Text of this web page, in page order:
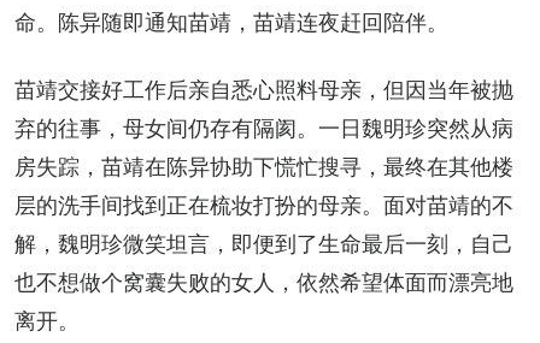
命。陈异随即通知苗靖，苗靖连夜赶回陪伴。
苗靖交接好工作后亲自悉心照料母亲，但因当年被抛
弃的往事，母女间仍存有隔阂。一日魏明珍突然从病
房失踪，苗靖在陈异协助下慌忙搜寻，最终在其他楼
层的洗手间找到正在梳妆打扮的母亲。面对苗靖的不
解，魏明珍微笑坦言，即便到了生命最后一刻，自己
也不想做个窝囊失败的女人，依然希望体面而漂亮地
离开。